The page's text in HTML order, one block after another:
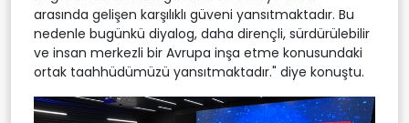
arasında gelişen karşılıklı güveni yansıtmaktadır. Bu
nedenle bugünkü diyalog, daha dirençli, sürdürülebilir
ve insan merkezli bir Avrupa inşa etme konusundaki
ortak taahhüdümüzü yansıtmaktadır." diye konuştu.